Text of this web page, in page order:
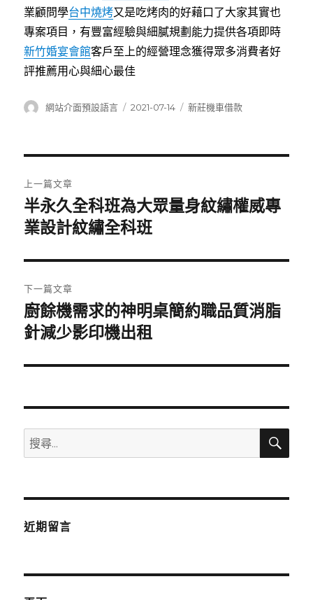
業顧問學台中燒烤又是吃烤肉的好藉口了大家其實也
專案項目，有豐富經驗與細膩規劃能力提供各項即時
新竹婚宴會館客戶至上的經營理念獲得眾多消費者好
評推薦用心與細心最佳
作
網站介面預設語言
發
2021-07-14
分
新莊機車借款
章
導
覽
上一篇文章
上
一
文
章:
半永久全科班為大眾量身紋繡權威專
業設計紋繡全科班
下一篇文章
下
一
文
廚餘機需求的神明桌簡約職品質消脂
針減少影印機出租
搜
尋
鍵
搜
近期留言